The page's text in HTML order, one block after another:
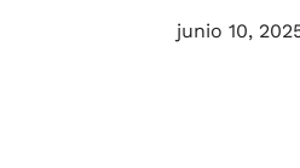
junio 10,